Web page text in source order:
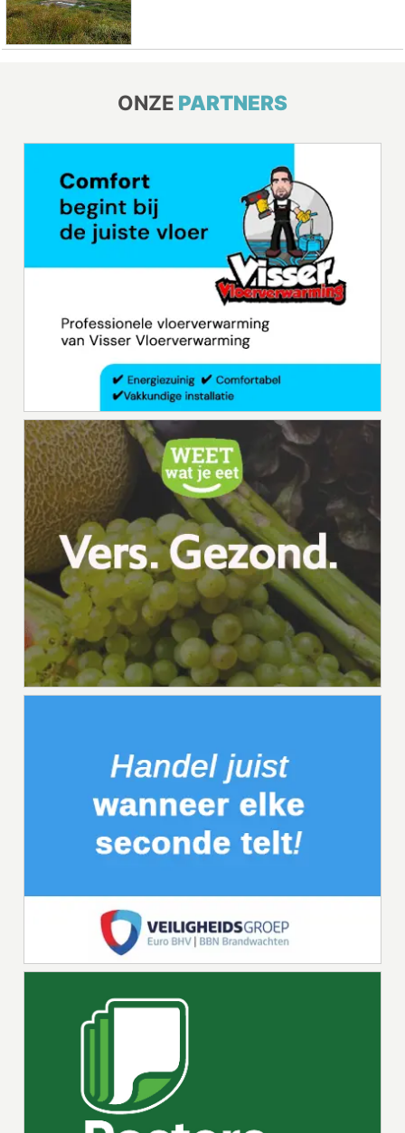
ONZE PARTNERS